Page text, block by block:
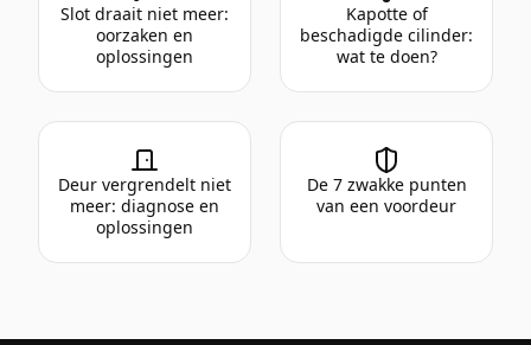
Slot draait niet meer:
oorzaken en
oplossingen
Kapotte of
beschadigde cilinder:
wat te doen?
Deur vergrendelt niet
meer: diagnose en
oplossingen
De 7 zwakke punten
van een voordeur